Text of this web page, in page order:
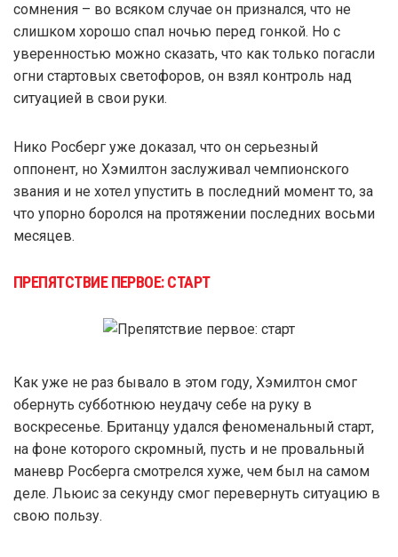
сомнения – во всяком случае он признался, что не
слишком хорошо спал ночью перед гонкой. Но с
уверенностью можно сказать, что как только погасли
огни стартовых светофоров, он взял контроль над
ситуацией в свои руки.
Нико Росберг уже доказал, что он серьезный
оппонент, но Хэмилтон заслуживал чемпионского
звания и не хотел упустить в последний момент то, за
что упорно боролся на протяжении последних восьми
месяцев.
ПРЕПЯТСТВИЕ ПЕРВОЕ: СТАРТ
Как уже не раз бывало в этом году, Хэмилтон смог
обернуть субботнюю неудачу себе на руку в
воскресенье. Британцу удался феноменальный старт,
на фоне которого скромный, пусть и не провальный
маневр Росберга смотрелся хуже, чем был на самом
деле. Льюис за секунду смог перевернуть ситуацию в
свою пользу.